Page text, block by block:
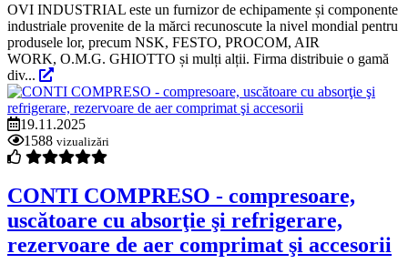
OVI INDUSTRIAL este un furnizor de echipamente și componente
industriale provenite de la mărci recunoscute la nivel mondial pentru
produsele lor, precum NSK, FESTO, PROCOM, AIR
WORK, O.M.G. GHIOTTO și mulți alții. Firma distribuie o gamă
div...
19.11.2025
1588 vizualizări
CONTI COMPRESO - compresoare,
uscătoare cu absorţie şi refrigerare,
rezervoare de aer comprimat şi accesorii